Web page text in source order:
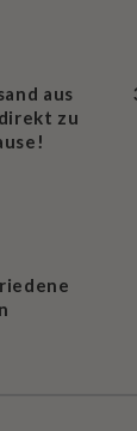
aus
zu